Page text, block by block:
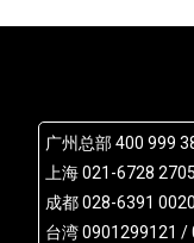
广州总部 400 999
上海 021-6728
成都 028-6391
台湾 0901299121 /